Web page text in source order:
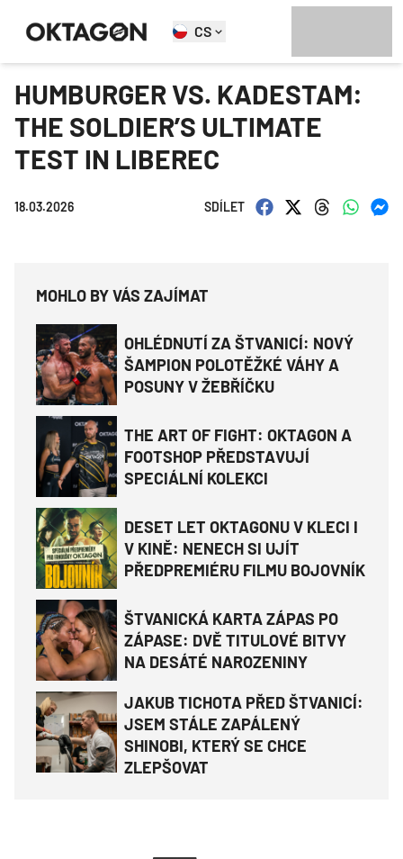
CS
HUMBURGER VS. KADESTAM:
THE SOLDIER’S ULTIMATE
TEST IN LIBEREC
18.03.2026 SDÍLET
MOHLO BY VÁS ZAJÍMAT
OHLÉDNUTÍ ZA ŠTVANICÍ: NOVÝ
ŠAMPION POLOTĚŽKÉ VÁHY A
POSUNY V ŽEBŘÍČKU
THE ART OF FIGHT: OKTAGON A
FOOTSHOP PŘEDSTAVUJÍ
SPECIÁLNÍ KOLEKCI
DESET LET OKTAGONU V KLECI I
V KINĚ: NENECH SI UJÍT
PŘEDPREMIÉRU FILMU BOJOVNÍK
ŠTVANICKÁ KARTA ZÁPAS PO
ZÁPASE: DVĚ TITULOVÉ BITVY
NA DESÁTÉ NAROZENINY
JAKUB TICHOTA PŘED ŠTVANICÍ:
JSEM STÁLE ZAPÁLENÝ
SHINOBI, KTERÝ SE CHCE
ZLEPŠOVAT